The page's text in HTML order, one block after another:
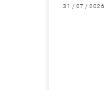
31 / 07 / 2026